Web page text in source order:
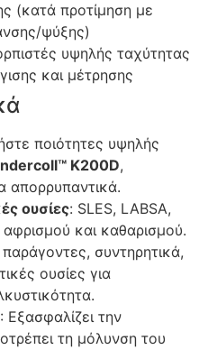
(κατά προτίμηση με
ψύξης)
υψηλής ταχύτητας
και μέτρησης
ποιότητες υψηλής
K200D,
απορρυπαντικά.
ουσίες: SLES, LABSA,
αφρισμού και καθαρισμού.
παράγοντες, συντηρητικά,
ουσίες για
: Εξασφαλίζει την
τη μόλυνση του